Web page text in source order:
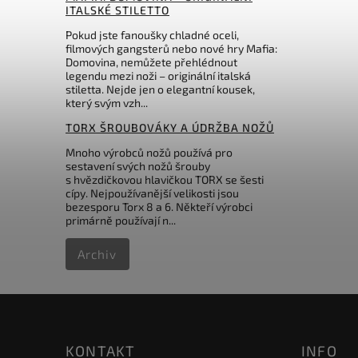
ITALSKÉ STILETTO
Pokud jste fanoušky chladné oceli,
filmových gangsterů nebo nové hry Mafia:
Domovina, nemůžete přehlédnout
legendu mezi noži – originální italská
stiletta. Nejde jen o elegantní kousek,
který svým vzh...
TORX ŠROUBOVÁKY A ÚDRŽBA NOŽŮ
Mnoho výrobců nožů používá pro
sestavení svých nožů šrouby
s hvězdičkovou hlavičkou TORX se šesti
cípy. Nejpoužívanější velikosti jsou
bezesporu Torx 8 a 6. Někteří výrobci
primárně používají n...
Archiv
KONTAKT INFO